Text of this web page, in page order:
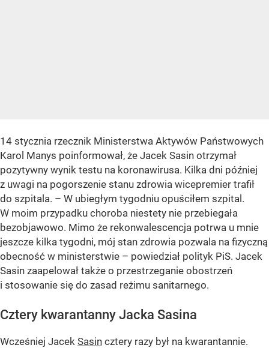
14 stycznia rzecznik Ministerstwa Aktywów Państwowych
Karol Manys poinformował, że Jacek Sasin otrzymał
pozytywny wynik testu na koronawirusa. Kilka dni później
z uwagi na pogorszenie stanu zdrowia wicepremier trafił
do szpitala. – W ubiegłym tygodniu opuściłem szpital.
W moim przypadku choroba niestety nie przebiegała
bezobjawowo. Mimo że rekonwalescencja potrwa u mnie
jeszcze kilka tygodni, mój stan zdrowia pozwala na fizyczną
obecność w ministerstwie – powiedział polityk PiS. Jacek
Sasin zaapelował także o przestrzeganie obostrzeń
i stosowanie się do zasad reżimu sanitarnego.
Cztery kwarantanny Jacka Sasina
Wcześniej Jacek Sasin cztery razy był na kwarantannie.